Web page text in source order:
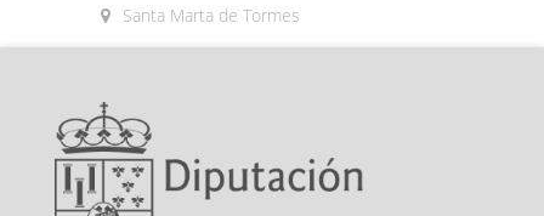
Santa Marta de Tormes